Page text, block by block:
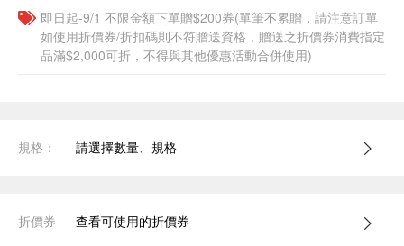
即日起-9/1 不限金額下單贈$200券(單筆不累贈，請注意訂單
如使用折價券/折扣碼則不符贈送資格，贈送之折價券消費指定
品滿$2,000可折，不得與其他優惠活動合併使用)
規格： 請選擇數量、規格
折價券 查看可使用的折價券